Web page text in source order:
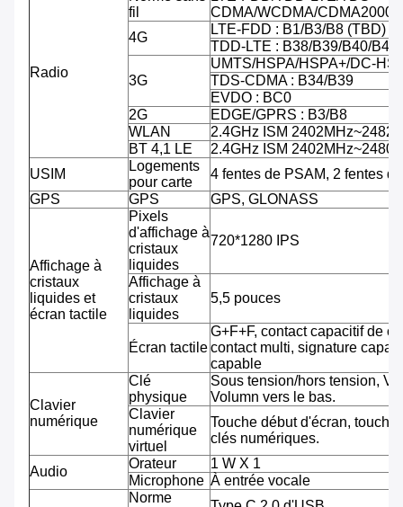
Radio
fil
CDMA/WCDMA/CDMA2000/
4G
LTE-FDD : B1/B3/B8 (TBD)
TDD-LTE : B38/B39/B40/B41
3G
UMTS/HSPA/HSPA+/DC-
TDS-CDMA : B34/B39
EVDO : BC0
2G
EDGE/GPRS : B3/B8
WLAN
2.4GHz ISM
BT 4,1 LE
2.4GHz ISM
USIM
Logements
pour carte
4 fentes de PSAM, 2 fentes
GPS
GPS GPS, GLONASS
Affichage à
cristaux
liquides et
écran tactile
Pixels
d'affichage à
cristaux
liquides
720*1280 IPS
Affichage à
cristaux
liquides
5,5 pouces
Écran tactile
G+F+F, contact capacitif de
contact multi, signature
capable
Clavier
numérique
Clé
physique
Sous tension/hors tension,
Volumn vers le bas.
Clavier
numérique
virtuel
Touche début d'écran, touche
clés numériques.
Audio
Orateur
1 W X 1
Microphone À entrée vocale
Norme